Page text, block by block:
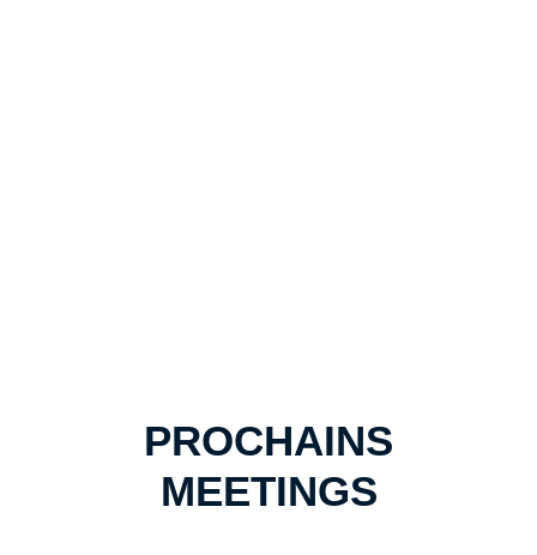
PROCHAINS
MEETINGS